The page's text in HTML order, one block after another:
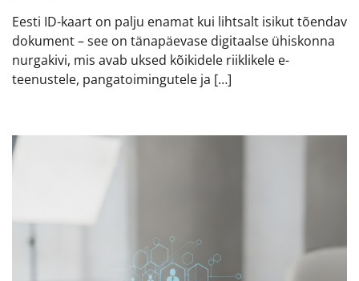
Eesti ID-kaart on palju enamat kui lihtsalt isikut tõendav
dokument – see on tänapäevase digitaalse ühiskonna
nurgakivi, mis avab uksed kõikidele riiklikele e-
teenustele, pangatoimingutele ja […]